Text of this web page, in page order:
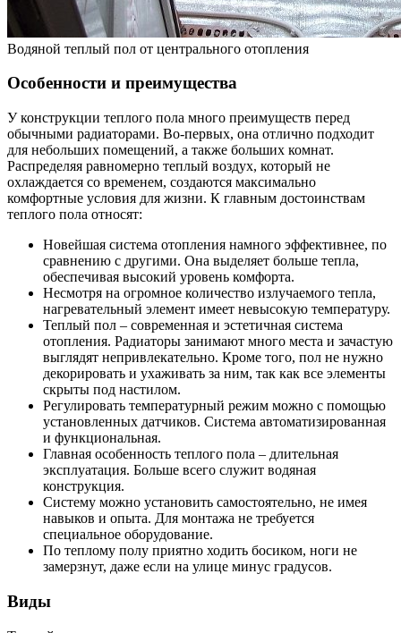
Водяной теплый пол от центрального отопления
Особенности и преимущества
У конструкции теплого пола много преимуществ перед
обычными радиаторами. Во-первых, она отлично подходит
для небольших помещений, а также больших комнат.
Распределяя равномерно теплый воздух, который не
охлаждается со временем, создаются максимально
комфортные условия для жизни. К главным достоинствам
теплого пола относят:
Новейшая система отопления намного эффективнее, по
сравнению с другими. Она выделяет больше тепла,
обеспечивая высокий уровень комфорта.
Несмотря на огромное количество излучаемого тепла,
нагревательный элемент имеет невысокую температуру.
Теплый пол – современная и эстетичная система
отопления. Радиаторы занимают много места и зачастую
выглядят непривлекательно. Кроме того, пол не нужно
декорировать и ухаживать за ним, так как все элементы
скрыты под настилом.
Регулировать температурный режим можно с помощью
установленных датчиков. Система автоматизированная
и функциональная.
Главная особенность теплого пола – длительная
эксплуатация. Больше всего служит водяная
конструкция.
Систему можно установить самостоятельно, не имея
навыков и опыта. Для монтажа не требуется
специальное оборудование.
По теплому полу приятно ходить босиком, ноги не
замерзнут, даже если на улице минус градусов.
Виды